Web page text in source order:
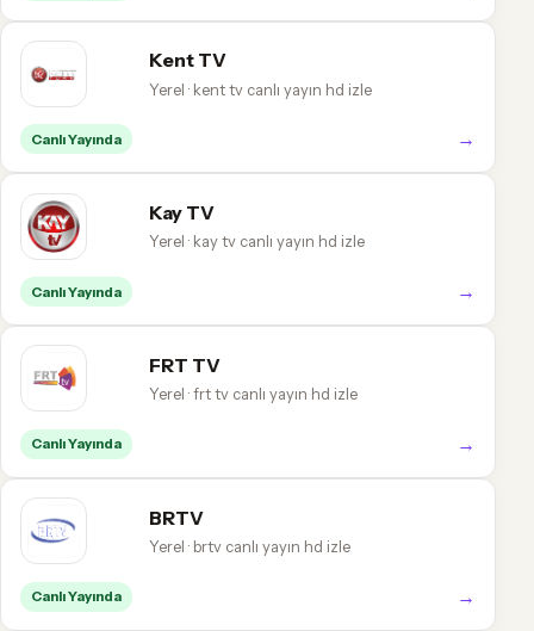
Kent TV
Yerel · kent tv canlı yayın hd izle
Canlı Yayında →
Kay TV
Yerel · kay tv canlı yayın hd izle
Canlı Yayında →
FRT TV
Yerel · frt tv canlı yayın hd izle
Canlı Yayında →
BRTV
Yerel · brtv canlı yayın hd izle
Canlı Yayında →